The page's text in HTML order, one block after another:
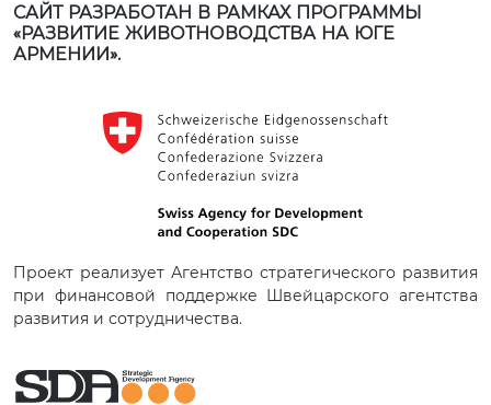
САЙТ РАЗРАБОТАН В РАМКАХ ПРОГРАММЫ
«РАЗВИТИЕ ЖИВОТНОВОДСТВА НА ЮГЕ
АРМЕНИИ».
Проект реализует Агентство стратегического развития
при финансовой поддержке Швейцарского агентства
развития и сотрудничества.